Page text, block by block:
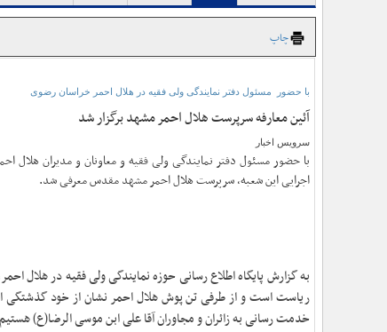
چاپ
با حضور مسئول دفتر نمایندگی ولی فقیه در هلال احمر خراسان رضوی
آئین معارفه سرپرست هلال احمر مشهد برگزار شد
سرویس اخبار
با حضور مسئول دفتر نمایندگی ولی فقیه و معاونان و مدیران هلال
اجرایی این شعبه، سرپرست هلال احمر مشهد مقدس معرفی شد.
به گزارش پایگاه اطلاع رسانی حوزه نمایندگی ولی فقیه در هلال
ریاست است و از طرفی تن پوش هلال احمر نشان از خود گذشتگی
خدمت رسانی به زائران و مجاوران آقا علی ابن موسی الرضا(ع)